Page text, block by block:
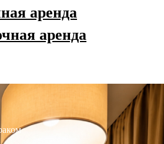
аренда
аренда